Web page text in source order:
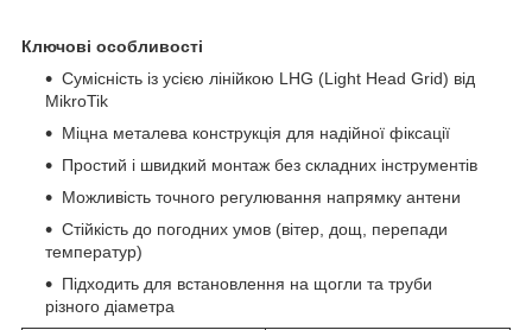
Ключові особливості
Сумісність із усією лінійкою LHG (Light Head Grid) від
MikroTik
Міцна металева конструкція для надійної фіксації
Простий і швидкий монтаж без складних інструментів
Можливість точного регулювання напрямку антени
Стійкість до погодних умов (вітер, дощ, перепади
температур)
Підходить для встановлення на щогли та труби
різного діаметра